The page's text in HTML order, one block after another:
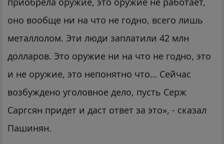
оно вообще ни на что не годно, всего лишь
металлолом. Эти люди заплатили 42 млн
долларов. Это оружие ни на что не годно, это
и не оружие, это непонятно что… Сейчас
возбуждено уголовное дело, пусть Серж
Саргсян придет и даст ответ за это», - сказал
Пашинян.